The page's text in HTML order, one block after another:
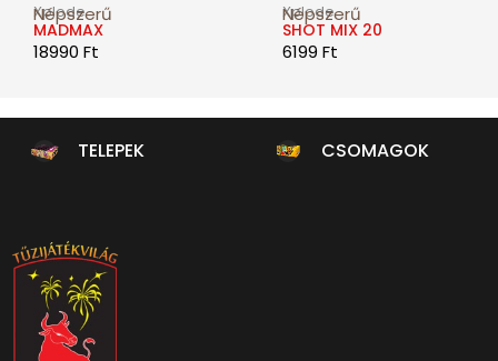
Népszerű
Xplode
MADMAX
18990 Ft
Népszerű
Xplode
SHOT MIX 20
6199 Ft
TELEPEK CSOMAGOK